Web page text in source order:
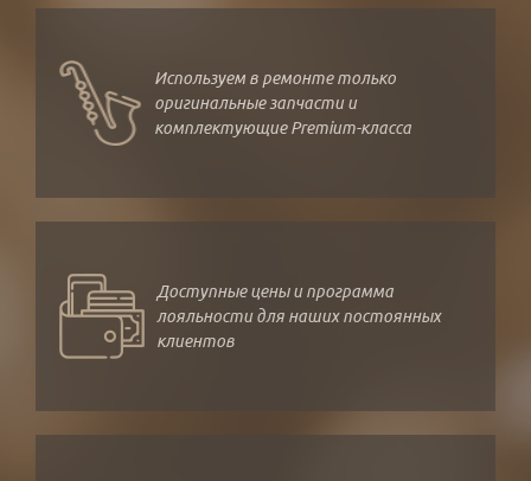
Используем в ремонте только
оригинальные запчасти и
комплектующие Premium-класса
Доступные цены и программа
лояльности для наших постоянных
клиентов